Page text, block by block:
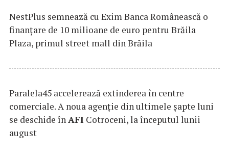
NestPlus semnează cu Exim Banca Românească o
finanțare de 10 milioane de euro pentru Brăila
Plaza, primul street mall din Brăila
Paralela45 accelerează extinderea în centre
comerciale. A noua agenție din ultimele șapte luni
se deschide înAFI Cotroceni, la începutul lunii
august